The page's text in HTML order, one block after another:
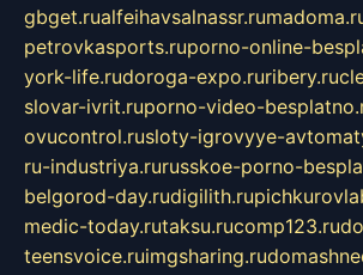
gbget.rualfeihavsalnassr.ru
petrovkasports.ruporno-online-
york-life.rudoroga-expo.ruribery.ru
slovar-ivrit.ruporno-video-
ovucontrol.rusloty-igrovyye-
ru-industriya.rurusskoe-porno-
belgorod-day.rudigilith.ru
medic-today.rutaksu.rucomp123.ru
teensvoice.ruimgsharing.ru